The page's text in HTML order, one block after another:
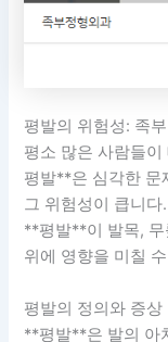
평발의 위험성: 족
평소 많은 사람들
평발**은 심각한 문
그 위험성이 큽니
**평발**이 발목, 무
위에 영향을 미칠
평발의 정의와 증상
**평발**은 발의 아